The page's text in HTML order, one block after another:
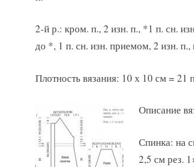
2-й р.: кром. п., 2 изн. п., *1 п. сн.
до *, 1 п. сн. изн. приемом, 2 изн.
Плотность вязания: 10 х 10 см =
Описание
Спинка: на
2,5 см рез.